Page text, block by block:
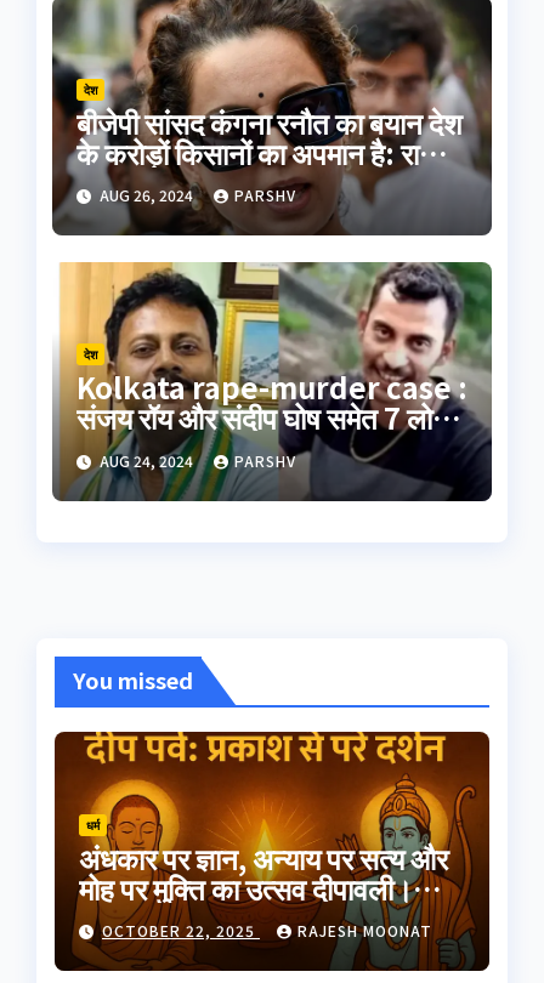
देश
बीजेपी सांसद कंगना रनौत का बयान देश
के करोड़ों किसानों का अपमान है: राकेश
टिकैत
AUG 26, 2024 PARSHV
देश
Kolkata rape-murder case :
संजय रॉय और संदीप घोष समेत 7 लोगों
का पॉलीग्राफ टेस्ट जारी
AUG 24, 2024 PARSHV
You missed
धर्म
अंधकार पर ज्ञान, अन्याय पर सत्य और
मोह पर मुक्ति का उत्सव दीपावली।
भारतीय परंपरा का यह त्योहार
आत्मप्रकाश का प्रतीक है
OCTOBER 22, 2025 RAJESH MOONAT